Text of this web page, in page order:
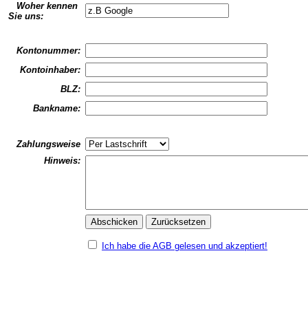
Woher kennen
Sie uns:
Kontonummer:
Kontoinhaber:
BLZ:
Bankname:
Zahlungsweise
Hinweis:
Ich habe die AGB gelesen und akzeptiert!